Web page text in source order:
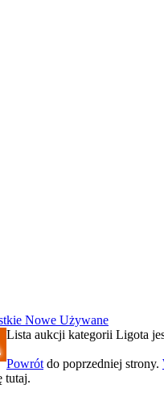
Nowe Używane
Lista aukcji kategorii Ligota
Powrót do poprzedniej strony.
tutaj.